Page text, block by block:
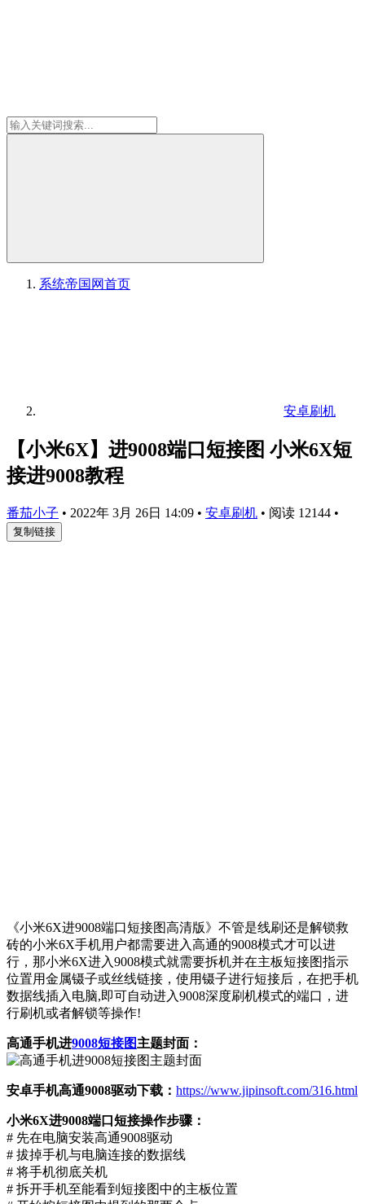
系统帝国网首页
安卓刷机
【小米6X】进9008端口短接图 小米6X短
接进9008教程
番茄小子 • 2022年 3月 26日 14:09 • 安卓刷机 • 阅读 12144 •
复制链接
《小米6X进9008端口短接图高清版》不管是线刷还是解锁救
砖的小米6X手机用户都需要进入高通的9008模式才可以进
行，那小米6X进入9008模式就需要拆机并在主板短接图指示
位置用金属镊子或丝线链接，使用镊子进行短接后，在把手机
数据线插入电脑,即可自动进入9008深度刷机模式的端口，进
行刷机或者解锁等操作!
高通手机进9008短接图主题封面：
安卓手机高通9008驱动下载： https://www.jipinsoft.com/316.html
小米6X进9008端口短接操作步骤：
# 先在电脑安装高通9008驱动
# 拔掉手机与电脑连接的数据线
# 将手机彻底关机
# 拆开手机至能看到短接图中的主板位置